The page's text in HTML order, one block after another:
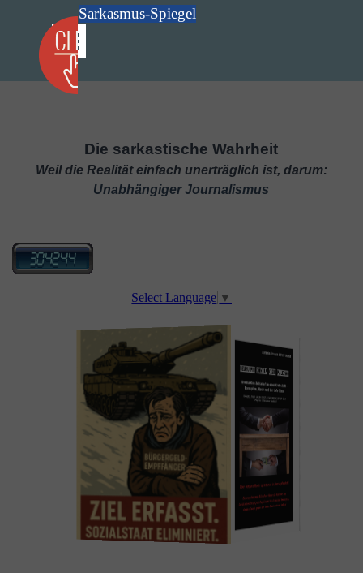
Direkt zum SeiteninhaltSarkasmus-Spiegel
Menü überspringen
Die sarkastische Wahrheit
Weil die Realität einfach unerträglich ist, darum:
Unabhängiger Journalismus
Select Language ▼